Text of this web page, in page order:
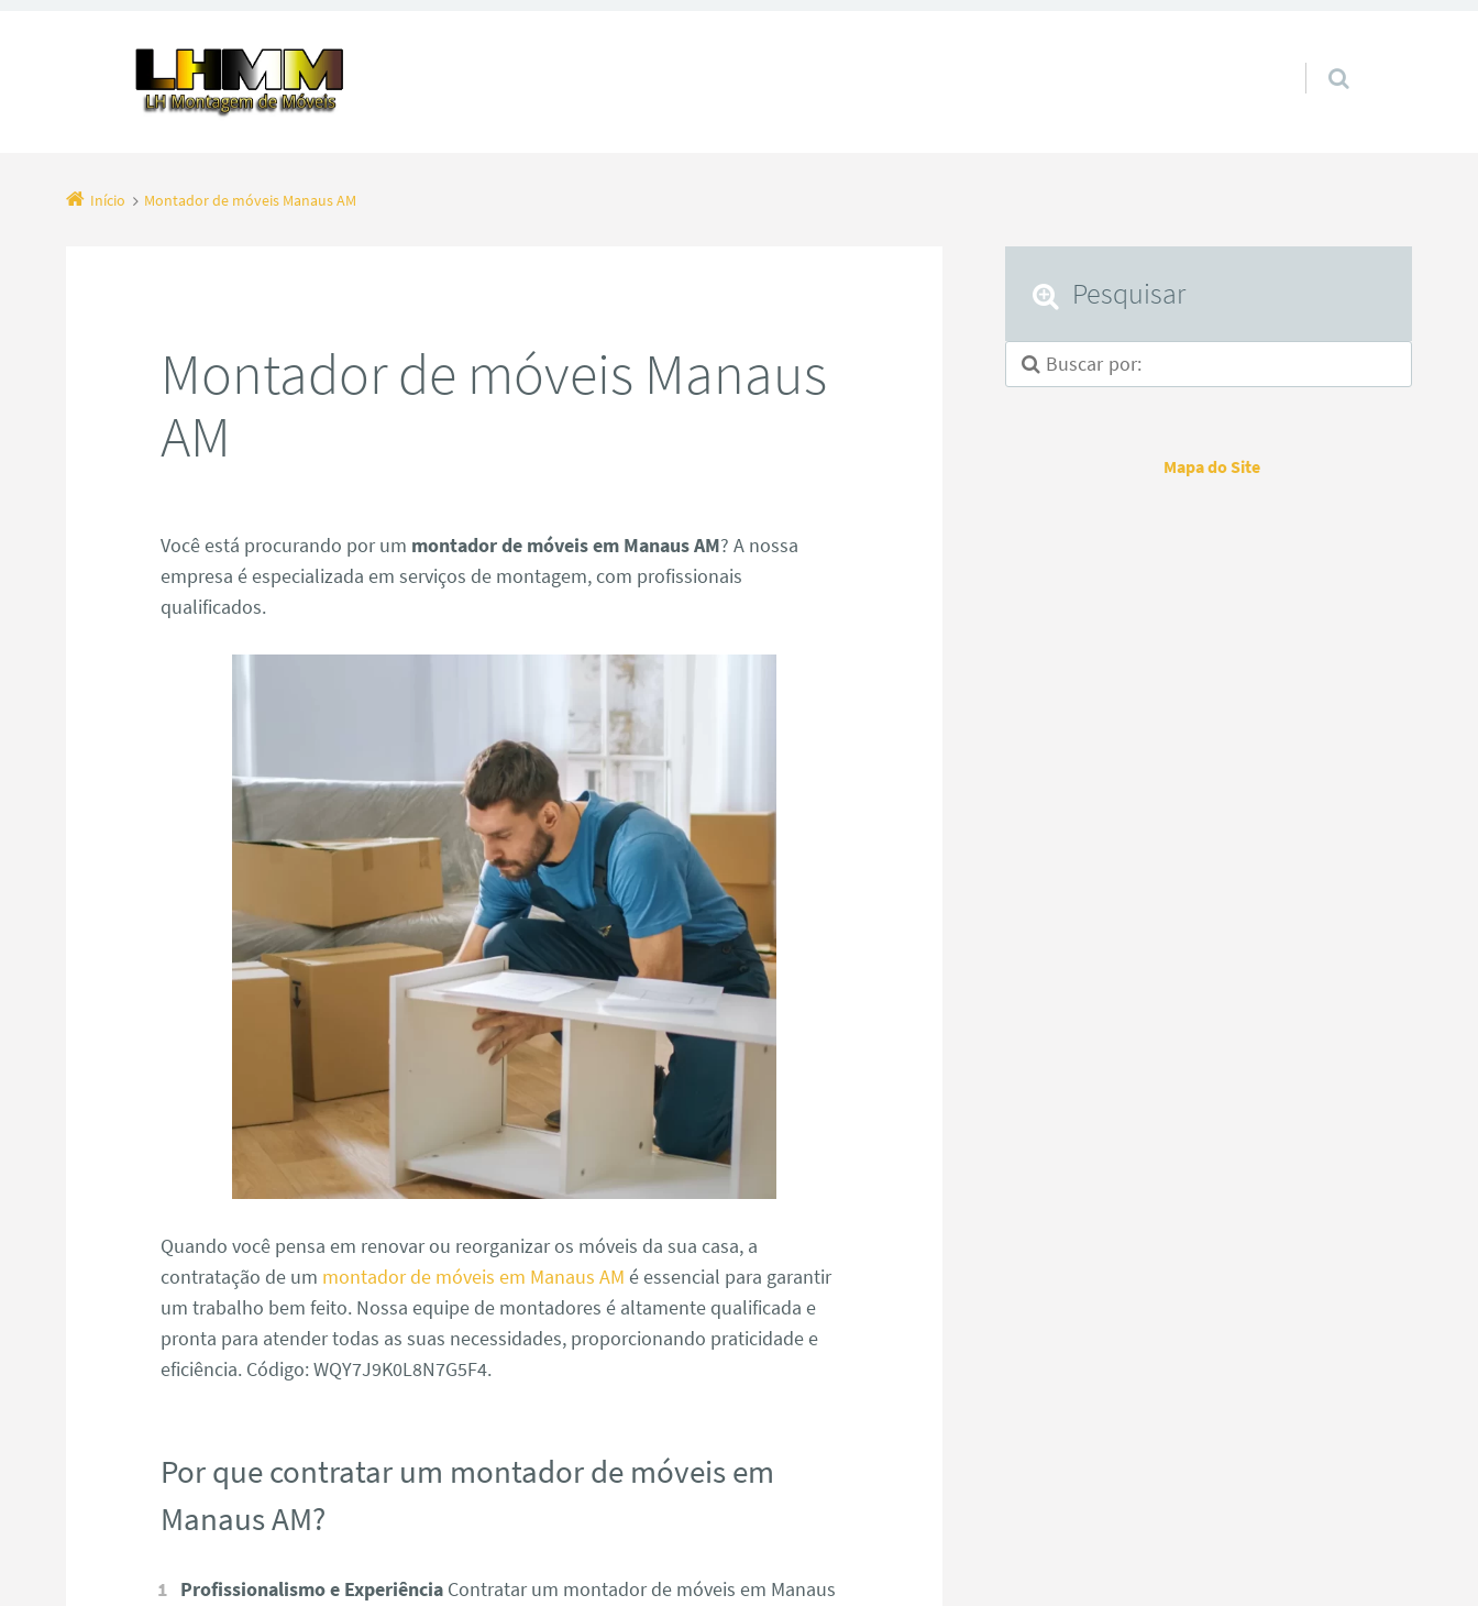
Pular para o conteúdo
Início Montador de móveis Manaus AM
Montador de móveis Manaus
AM
Você está procurando por um montador de móveis em Manaus AM? A nossa
empresa é especializada em serviços de montagem, com profissionais
qualificados.
Quando você pensa em renovar ou reorganizar os móveis da sua casa, a
contratação de um montador de móveis em Manaus AM é essencial para garantir
um trabalho bem feito. Nossa equipe de montadores é altamente qualificada e
pronta para atender todas as suas necessidades, proporcionando praticidade e
eficiência. Código: WQY7J9K0L8N7G5F4.
Por que contratar um montador de móveis em
Manaus AM?
Profissionalismo e ExperiênciaContratar um montador de móveis em Manaus
Pesquisar
Mapa do Site